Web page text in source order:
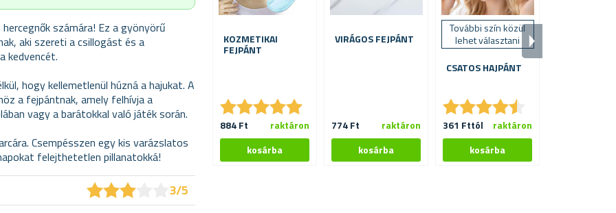
számára! Ez a gyönyörű
aki szereti a csillogást és a
kedvencét.
hogy kellemetlenül húzná a hajukat. A
a fejpántnak, amely felhívja a
vagy a barátokkal való játék során.
Csempésszen egy kis varázslatos
felejthetetlen pillanatokká!
KOZMETIKAI
FEJPÁNT
★★★★★
★★★★★
884 Ft raktáron
VIRÁGOS FEJPÁNT
774 Ft raktáron
További szín közül
lehet választani
CSATOS HAJPÁNT
★★★★★
★★★★★
361 Fttól raktáron
★★★
★★★ 3/5